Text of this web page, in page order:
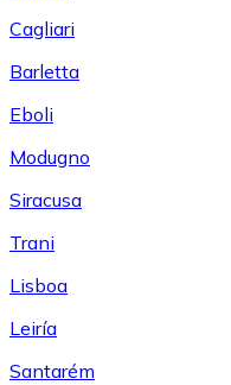
Cagliari
Barletta
Eboli
Modugno
Siracusa
Trani
Lisboa
Leiría
Santarém